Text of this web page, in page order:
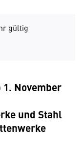
gültig
November
und Stahl